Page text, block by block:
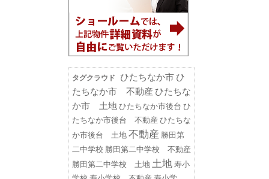
タグクラウド ひたちなか市ひ
たちなか市 不動産 ひたちな
か市 土地 ひたちなか市後台 ひ
たちなか市後台 不動産 ひたちな
か市後台 土地 不動産 勝田第
二中学校 勝田第二中学校 不動産
勝田第二中学校 土地 土地 寿小